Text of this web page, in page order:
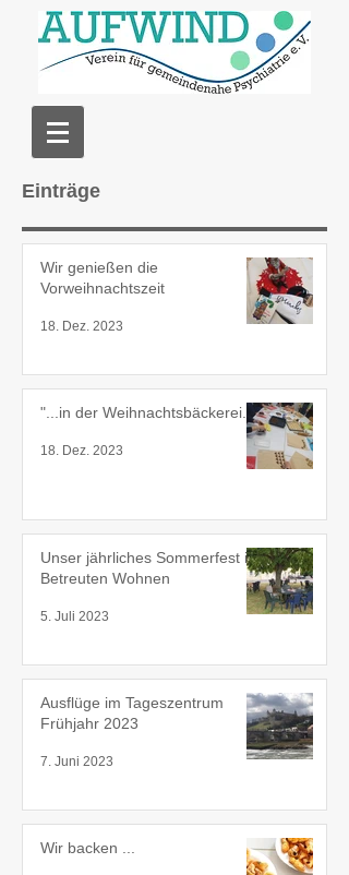
Einträge
Wir genießen die
Vorweihnachtszeit
18. Dez. 2023
"...in der Weihnachtsbäckerei...
18. Dez. 2023
Unser jährliches Sommerfest im
Betreuten Wohnen
5. Juli 2023
Ausflüge im Tageszentrum
Frühjahr 2023
7. Juni 2023
Wir backen ...